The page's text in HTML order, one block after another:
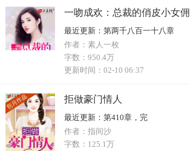
一吻成欢：总裁的俏皮小女佣
最近更新： 第两千八百一十八章
作者： 素人一枚
字数： 950.4万
更新时间： 02-10 06:37
拒做豪门情人
最近更新： 第410章，完
作者： 指间沙
字数： 125.1万